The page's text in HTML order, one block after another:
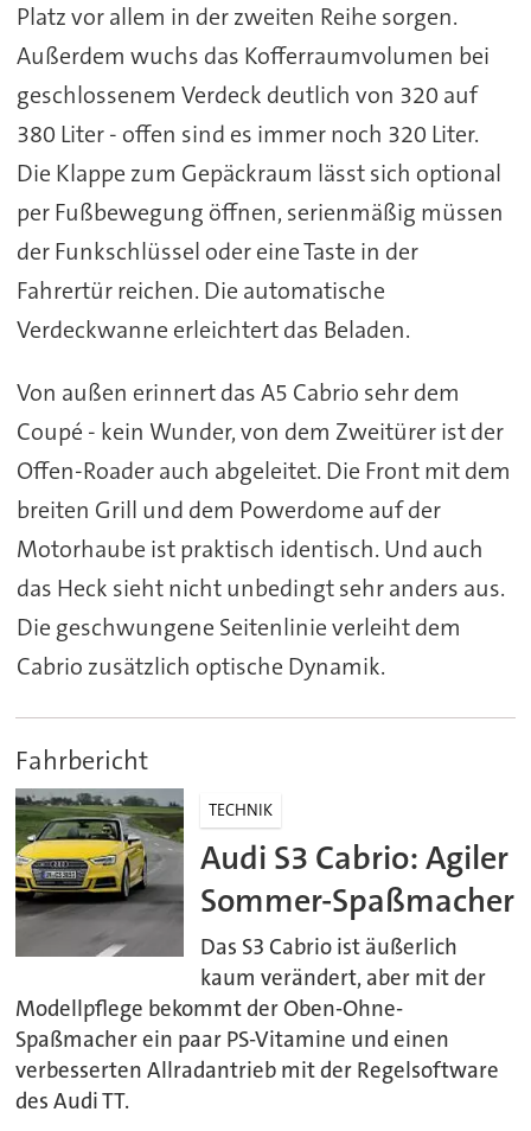
Platz vor allem in der zweiten Reihe sorgen.
Außerdem wuchs das Kofferraumvolumen bei
geschlossenem Verdeck deutlich von 320 auf
380 Liter - offen sind es immer noch 320 Liter.
Die Klappe zum Gepäckraum lässt sich optional
per Fußbewegung öffnen, serienmäßig müssen
der Funkschlüssel oder eine Taste in der
Fahrertür reichen. Die automatische
Verdeckwanne erleichtert das Beladen.
Von außen erinnert das A5 Cabrio sehr dem
Coupé - kein Wunder, von dem Zweitürer ist der
Offen-Roader auch abgeleitet. Die Front mit dem
breiten Grill und dem Powerdome auf der
Motorhaube ist praktisch identisch. Und auch
das Heck sieht nicht unbedingt sehr anders aus.
Die geschwungene Seitenlinie verleiht dem
Cabrio zusätzlich optische Dynamik.
Fahrbericht
TECHNIK
Audi S3 Cabrio: Agiler
Sommer-Spaßmacher
Das S3 Cabrio ist äußerlich
kaum verändert, aber mit der
Modellpflege bekommt der Oben-Ohne-
Spaßmacher ein paar PS-Vitamine und einen
verbesserten Allradantrieb mit der Regelsoftware
des Audi TT.